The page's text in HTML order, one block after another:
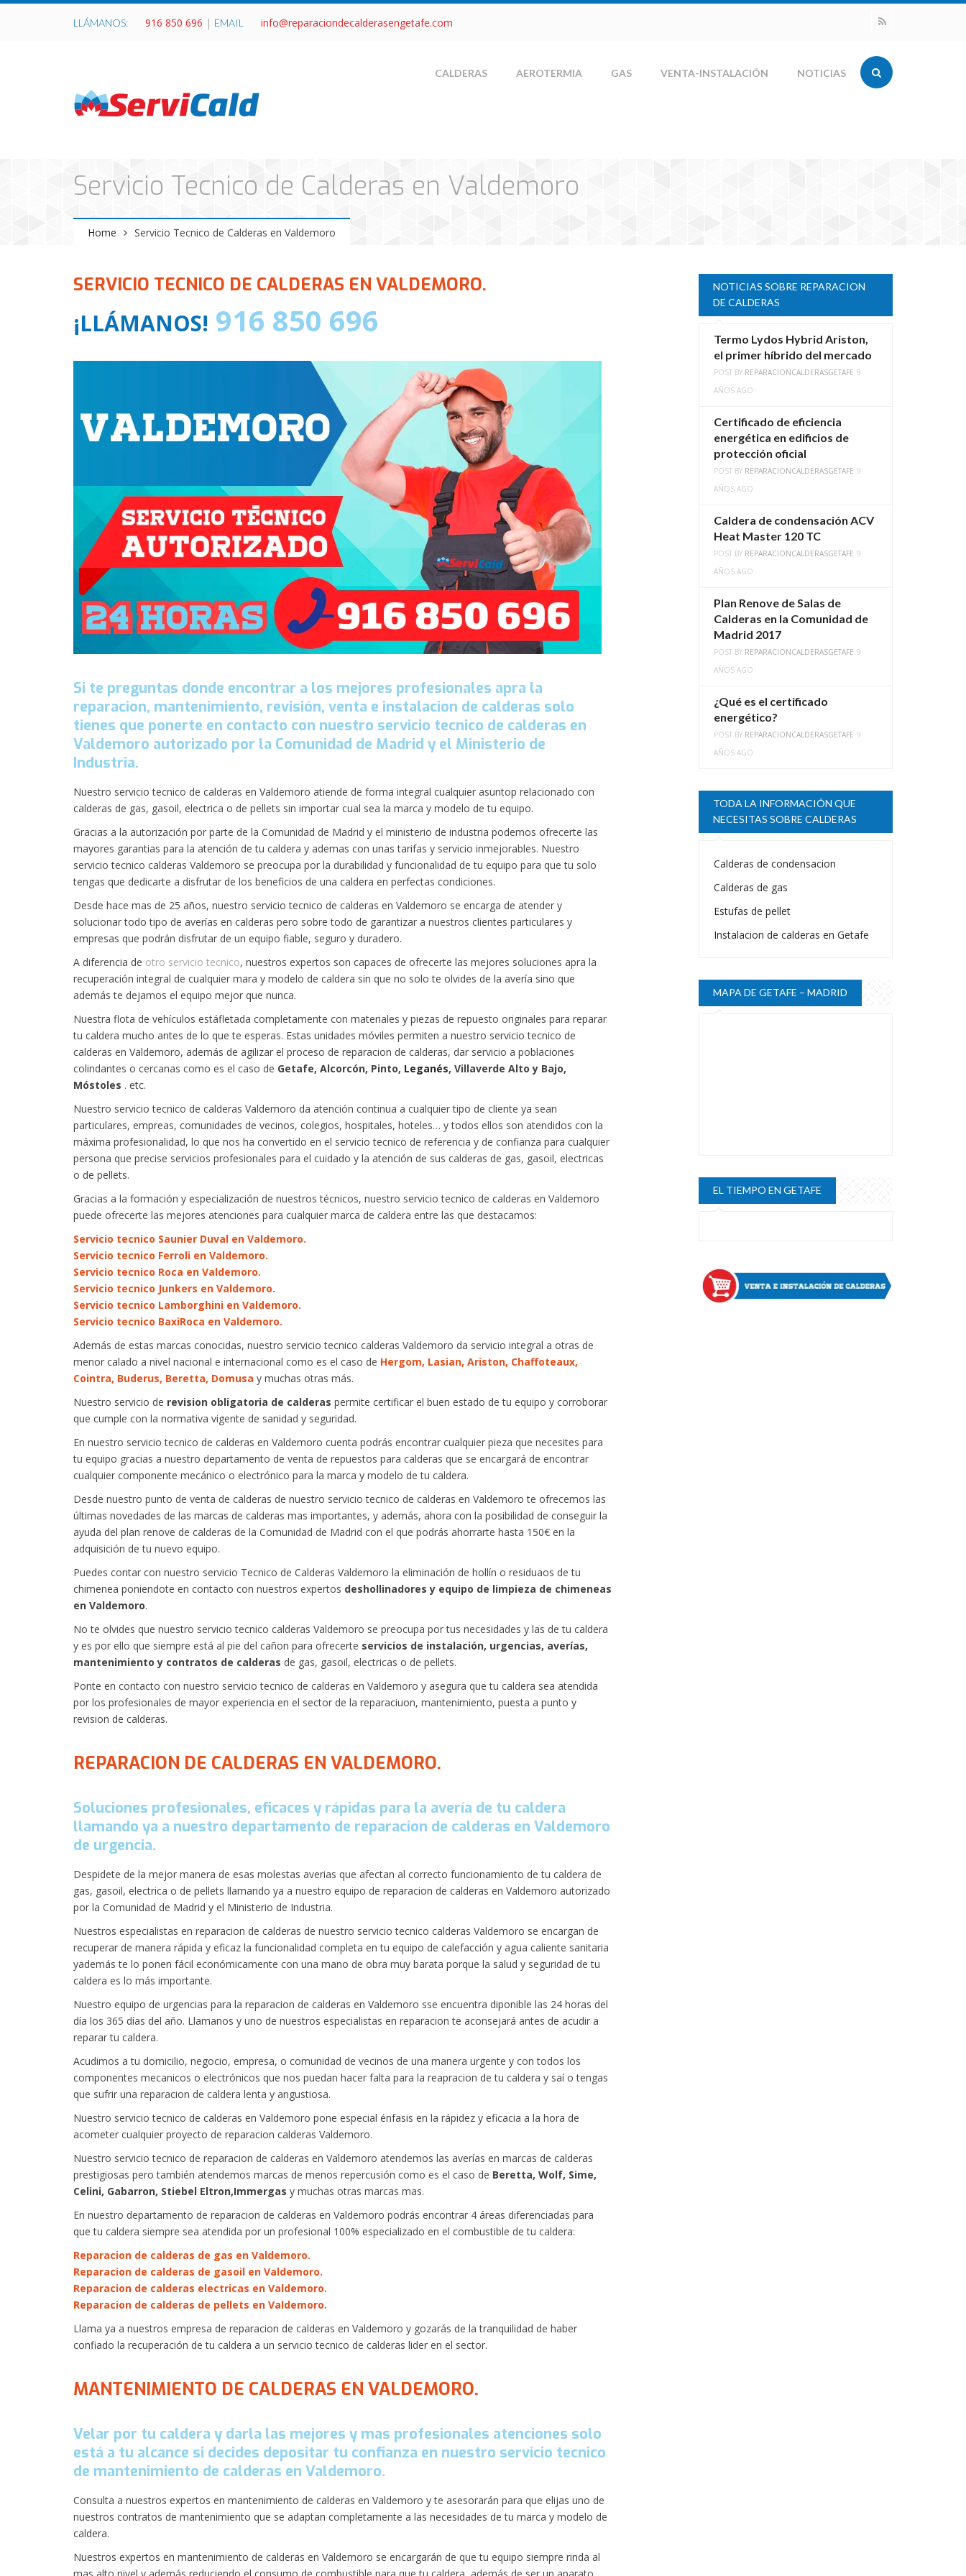
LLÁMANOS: 916 850 696 | EMAIL info@reparaciondecalderasengetafe.com
CALDERAS AEROTERMIA GAS VENTA-INSTALACIÓN NOTICIAS
Servicio Tecnico de Calderas en Valdemoro
Home Servicio Tecnico de Calderas en Valdemoro
SERVICIO TECNICO DE CALDERAS EN VALDEMORO.
¡LLÁMANOS! 916 850 696
Si te preguntas donde encontrar a los mejores profesionales apra la
reparacion, mantenimiento, revisión, venta e instalacion de calderas solo
tienes que ponerte en contacto con nuestro servicio tecnico de calderas en
Valdemoro autorizado por la Comunidad de Madrid y el Ministerio de
Industria.
Nuestro servicio tecnico de calderas en Valdemoro atiende de forma integral cualquier asuntop relacionado con
calderas de gas, gasoil, electrica o de pellets sin importar cual sea la marca y modelo de tu equipo.
Gracias a la autorización por parte de la Comunidad de Madrid y el ministerio de industria podemos ofrecerte las
mayores garantias para la atención de tu caldera y ademas con unas tarifas y servicio inmejorables. Nuestro
servicio tecnico calderas Valdemoro se preocupa por la durabilidad y funcionalidad de tu equipo para que tu solo
tengas que dedicarte a disfrutar de los beneficios de una caldera en perfectas condiciones.
Desde hace mas de 25 años, nuestro servicio tecnico de calderas en Valdemoro se encarga de atender y
solucionar todo tipo de averías en calderas pero sobre todo de garantizar a nuestros clientes particulares y
empresas que podrán disfrutar de un equipo fiable, seguro y duradero.
A diferencia de otro servicio tecnico, nuestros expertos son capaces de ofrecerte las mejores soluciones apra la
recuperación integral de cualquier mara y modelo de caldera sin que no solo te olvides de la avería sino que
además te dejamos el equipo mejor que nunca.
Nuestra flota de vehículos estáfletada completamente con materiales y piezas de repuesto originales para reparar
tu caldera mucho antes de lo que te esperas. Estas unidades móviles permiten a nuestro servicio tecnico de
calderas en Valdemoro, además de agilizar el proceso de reparacion de calderas, dar servicio a poblaciones
colindantes o cercanas como es el caso de Getafe, Alcorcón, Pinto, Leganés, Villaverde Alto y Bajo,
Móstoles . etc.
Nuestro servicio tecnico de calderas Valdemoro da atención continua a cualquier tipo de cliente ya sean
particulares, empreas, comunidades de vecinos, colegios, hospitales, hoteles… y todos ellos son atendidos con la
máxima profesionalidad, lo que nos ha convertido en el servicio tecnico de referencia y de confianza para cualquier
persona que precise servicios profesionales para el cuidado y la atención de sus calderas de gas, gasoil, electricas
o de pellets.
Gracias a la formación y especialización de nuestros técnicos, nuestro servicio tecnico de calderas en Valdemoro
puede ofrecerte las mejores atenciones para cualquier marca de caldera entre las que destacamos:
Servicio tecnico Saunier Duval en Valdemoro.
Servicio tecnico Ferroli en Valdemoro.
Servicio tecnico Roca en Valdemoro.
Servicio tecnico Junkers en Valdemoro.
Servicio tecnico Lamborghini en Valdemoro.
Servicio tecnico BaxiRoca en Valdemoro.
Además de estas marcas conocidas, nuestro servicio tecnico calderas Valdemoro da servicio integral a otras de
menor calado a nivel nacional e internacional como es el caso de Hergom, Lasian, Ariston, Chaffoteaux,
Cointra, Buderus, Beretta, Domusa y muchas otras más.
Nuestro servicio de revision obligatoria de calderas permite certificar el buen estado de tu equipo y corroborar
que cumple con la normativa vigente de sanidad y seguridad.
En nuestro servicio tecnico de calderas en Valdemoro cuenta podrás encontrar cualquier pieza que necesites para
tu equipo gracias a nuestro departamento de venta de repuestos para calderas que se encargará de encontrar
cualquier componente mecánico o electrónico para la marca y modelo de tu caldera.
Desde nuestro punto de venta de calderas de nuestro servicio tecnico de calderas en Valdemoro te ofrecemos las
últimas novedades de las marcas de calderas mas importantes, y además, ahora con la posibilidad de conseguir la
ayuda del plan renove de calderas de la Comunidad de Madrid con el que podrás ahorrarte hasta 150€ en la
adquisición de tu nuevo equipo.
Puedes contar con nuestro servicio Tecnico de Calderas Valdemoro la eliminación de hollín o residuaos de tu
chimenea poniendote en contacto con nuestros expertos deshollinadores y equipo de limpieza de chimeneas
en Valdemoro.
No te olvides que nuestro servicio tecnico calderas Valdemoro se preocupa por tus necesidades y las de tu caldera
y es por ello que siempre está al pie del cañon para ofrecerte servicios de instalación, urgencias, averías,
mantenimiento y contratos de calderas de gas, gasoil, electricas o de pellets.
Ponte en contacto con nuestro servicio tecnico de calderas en Valdemoro y asegura que tu caldera sea atendida
por los profesionales de mayor experiencia en el sector de la reparaciuon, mantenimiento, puesta a punto y
revision de calderas.
REPARACION DE CALDERAS EN VALDEMORO.
Soluciones profesionales, eficaces y rápidas para la avería de tu caldera
llamando ya a nuestro departamento de reparacion de calderas en Valdemoro
de urgencia.
Despidete de la mejor manera de esas molestas averias que afectan al correcto funcionamiento de tu caldera de
gas, gasoil, electrica o de pellets llamando ya a nuestro equipo de reparacion de calderas en Valdemoro autorizado
por la Comunidad de Madrid y el Ministerio de Industria.
Nuestros especialistas en reparacion de calderas de nuestro servicio tecnico calderas Valdemoro se encargan de
recuperar de manera rápida y eficaz la funcionalidad completa en tu equipo de calefacción y agua caliente sanitaria
yademás te lo ponen fácil económicamente con una mano de obra muy barata porque la salud y seguridad de tu
caldera es lo más importante.
Nuestro equipo de urgencias para la reparacion de calderas en Valdemoro sse encuentra diponible las 24 horas del
día los 365 días del año. Llamanos y uno de nuestros especialistas en reparacion te aconsejará antes de acudir a
reparar tu caldera.
Acudimos a tu domicilio, negocio, empresa, o comunidad de vecinos de una manera urgente y con todos los
componentes mecanicos o electrónicos que nos puedan hacer falta para la reapracion de tu caldera y saí o tengas
que sufrir una reparacion de caldera lenta y angustiosa.
Nuestro servicio tecnico de calderas en Valdemoro pone especial énfasis en la rápidez y eficacia a la hora de
acometer cualquier proyecto de reparacion calderas Valdemoro.
Nuestro servicio tecnico de reparacion de calderas en Valdemoro atendemos las averías en marcas de calderas
prestigiosas pero también atendemos marcas de menos repercusión como es el caso de Beretta, Wolf, Sime,
Celini, Gabarron, Stiebel Eltron,Immergas y muchas otras marcas mas.
En nuestro departamento de reparacion de calderas en Valdemoro podrás encontrar 4 áreas diferenciadas para
que tu caldera siempre sea atendida por un profesional 100% especializado en el combustible de tu caldera:
Reparacion de calderas de gas en Valdemoro.
Reparacion de calderas de gasoil en Valdemoro.
Reparacion de calderas electricas en Valdemoro.
Reparacion de calderas de pellets en Valdemoro.
Llama ya a nuestros empresa de reparacion de calderas en Valdemoro y gozarás de la tranquilidad de haber
confiado la recuperación de tu caldera a un servicio tecnico de calderas lider en el sector.
MANTENIMIENTO DE CALDERAS EN VALDEMORO.
Velar por tu caldera y darla las mejores y mas profesionales atenciones solo
está a tu alcance si decides depositar tu confianza en nuestro servicio tecnico
de mantenimiento de calderas en Valdemoro.
Consulta a nuestros expertos en mantenimiento de calderas en Valdemoro y te asesorarán para que elijas uno de
nuestros contratos de mantenimiento que se adaptan completamente a las necesidades de tu marca y modelo de
caldera.
Nuestros expertos en mantenimiento de calderas en Valdemoro se encargarán de que tu equipo siempre rinda al
NOTICIAS SOBRE REPARACION
DE CALDERAS
Termo Lydos Hybrid Ariston,
el primer híbrido del mercado
POST BY REPARACIONCALDERASGETAFE 9
AÑOS AGO
Certificado de eficiencia
energética en edificios de
protección oficial
POST BY REPARACIONCALDERASGETAFE 9
AÑOS AGO
Caldera de condensación ACV
Heat Master 120 TC
POST BY REPARACIONCALDERASGETAFE 9
AÑOS AGO
Plan Renove de Salas de
Calderas en la Comunidad de
Madrid 2017
POST BY REPARACIONCALDERASGETAFE 9
AÑOS AGO
¿Qué es el certificado
energético?
POST BY REPARACIONCALDERASGETAFE 9
AÑOS AGO
TODA LA INFORMACIÓN QUE
NECESITAS SOBRE CALDERAS
Calderas de condensacion
Calderas de gas
Estufas de pellet
Instalacion de calderas en Getafe
MAPA DE GETAFE – MADRID
EL TIEMPO EN GETAFE